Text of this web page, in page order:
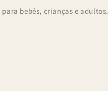
bebés, crianças e adultos.